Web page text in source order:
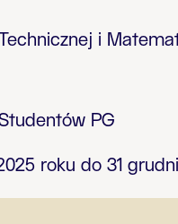
i
PG
roku do 31